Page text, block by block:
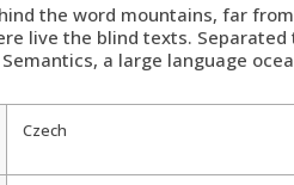
the word mountains, far
live the blind texts.
a large language
Czech